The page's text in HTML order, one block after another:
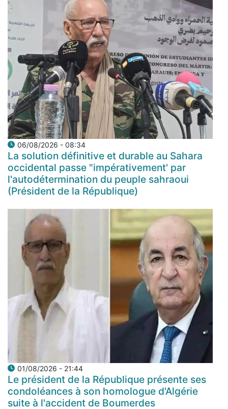
06/08/2026 - 08:34
La solution définitive et durable au Sahara
occidental passe "impérativement' par
l'autodétermination du peuple sahraoui
(Président de la République)
01/08/2026 - 21:44
Le président de la République présente ses
condoléances à son homologue d'Algérie
suite à l'accident de Boumerdes